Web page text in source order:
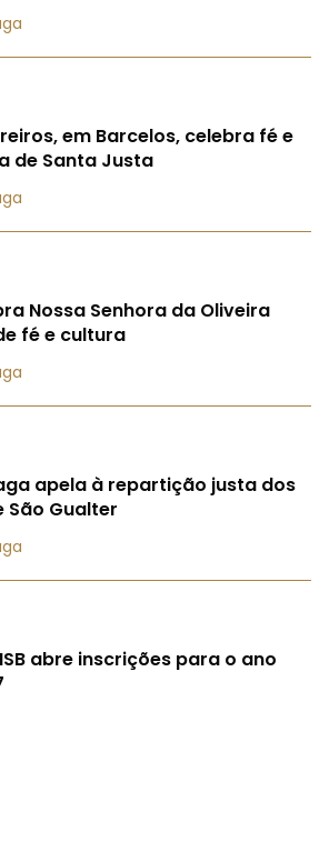
em Barcelos, celebra fé e
de Santa Justa
Nossa Senhora da Oliveira
fé e cultura
apela à repartição justa dos
São Gualter
abre inscrições para o ano